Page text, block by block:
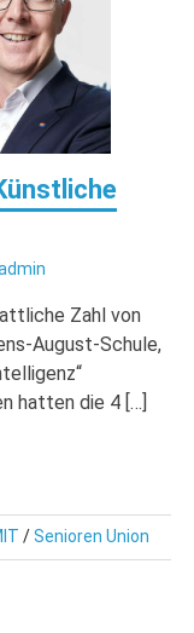
Zahl von
August-Schule,
hatten die 4 […]
/Senioren Union